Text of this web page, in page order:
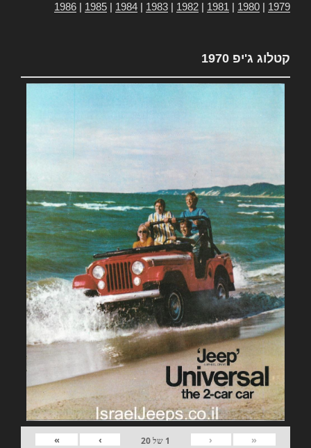
1979
1980
1981
1982
1983
1984
1985
1986
קטלוג ג'יפ 1970
«
‹
1 של20
›
»